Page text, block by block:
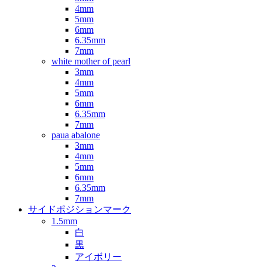
4mm
5mm
6mm
6.35mm
7mm
white mother of pearl
3mm
4mm
5mm
6mm
6.35mm
7mm
paua abalone
3mm
4mm
5mm
6mm
6.35mm
7mm
サイドポジションマーク
1.5mm
白
黒
アイボリー